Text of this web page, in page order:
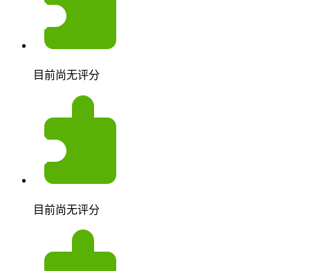
目前尚无评分
目前尚无评分